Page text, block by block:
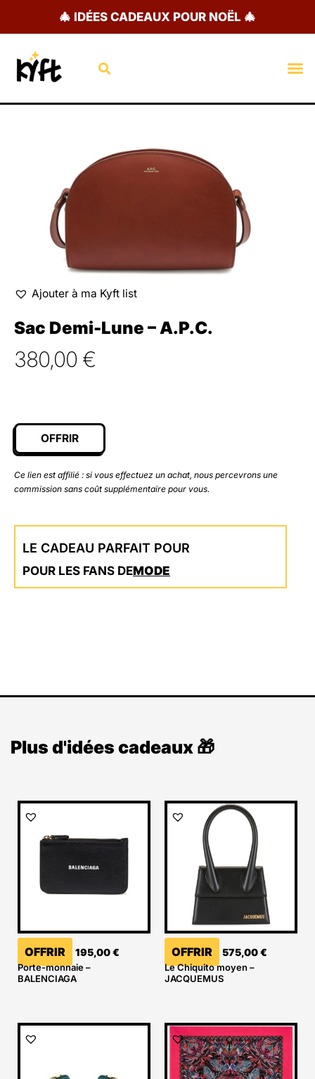
🎄 IDÉES CADEAUX POUR NOËL 🎄
Rechercher
Ajouter à ma Kyft list
Sac Demi-Lune – A.P.C.
380,00 €
OFFRIR
Ce lien est affilié : si vous effectuez un achat, nous percevrons une
commission sans coût supplémentaire pour vous.
LE CADEAU PARFAIT POUR
POUR LES FANS DEMODE
Plus d'idées cadeaux 🎁
OFFRIR 195,00€
Porte-monnaie –
BALENCIAGA
OFFRIR 575,00€
Le Chiquito moyen –
JACQUEMUS